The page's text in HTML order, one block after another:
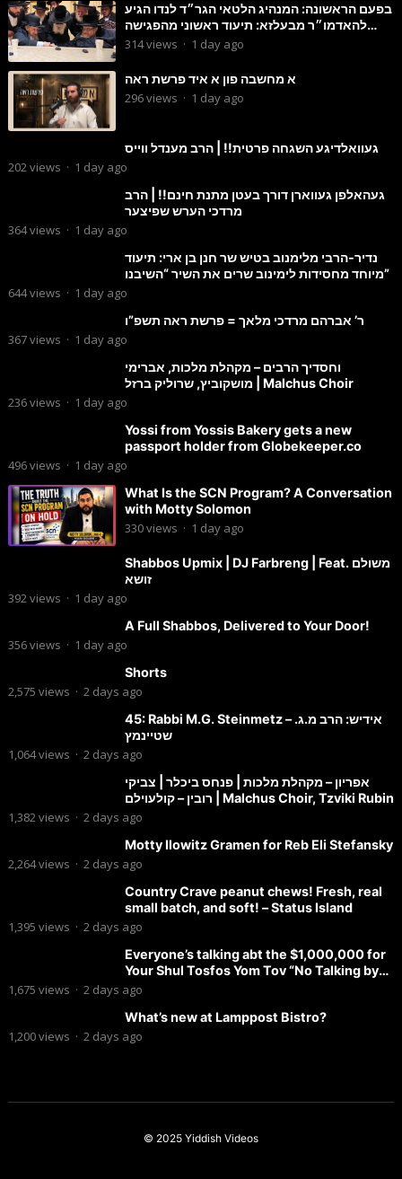
בפעם הראשונה: המנהיג הלטאי הגר״ד לנדו הגיע
להאדמו״ר מבעלזא: תיעוד ראשוני מהפגישה
הנדירה
314views · 1 day ago
א מחשבה פון א איד פרשת ראה
296views · 1 day ago
געוואלדיגע השגחה פרטית!! | הרב מענדל ווייס
202views · 1 day ago
געהאלפן געווארן דורך בעטן מתנת חינם!! | הרב
מרדכי הערש שפיצער
364views · 1 day ago
נדיר-הרבי מלימנוב בטיש שר חנן בן ארי: תיעוד
מיוחד מחסידות לימינוב שרים את השיר “השיבנו”
644views · 1 day ago
ר’ אברהם מרדכי מלאך = פרשת ראה תשפ”ו
367views · 1 day ago
וחסדיך הרבים – מקהלת מלכות, אברימי
מושקוביץ, שרוליק ברזל | Malchus Choir
236views · 1 day ago
Yossi from Yossis Bakery gets a new
passport holder from Globekeeper.co
496views · 1 day ago
What Is the SCN Program? A Conversation
with Motty Solomon
330views · 1 day ago
Shabbos Upmix | DJ Farbreng | Feat. משולם
זושא
392views · 1 day ago
A Full Shabbos, Delivered to Your Door!
356views · 1 day ago
Shorts
2,575 views · 2 days ago
45: Rabbi M.G. Steinmetz – אידיש: הרב מ.ג.
שטיינמץ
1,064views · 2 days ago
אפריון – מקהלת מלכות | פנחס ביכלר | צביקי
רובין – קולעוילם | Malchus Choir, Tzviki Rubin
1,382views · 2 days ago
Motty Ilowitz Gramen for Reb Eli Stefansky
2,264views · 2 days ago
Country Crave peanut chews! Fresh, real
small batch, and soft! – Status Island
1,395 views · 2 days ago
Everyone’s talking abt the $1,000,000 for
Your Shul Tosfos Yom Tov “No Talking by
Davening” movement
1,675 views · 2 days ago
What’s new at Lamppost Bistro?
1,200views · 2 days ago
© 2025 Yiddish Videos